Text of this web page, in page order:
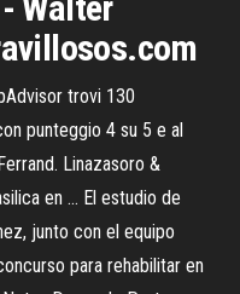
trovi 130
punteggio 4 su 5 e al
Linazasoro &
en ... El estudio de
junto con el equipo
para rehabilitar en